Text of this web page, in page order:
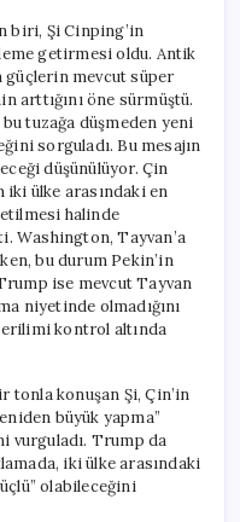
biri, Şi Cinping’in
getirmesi oldu. Antik
mevcut süper
arttığını öne sürmüştü.
tuzağa düşmeden yeni
sorguladı. Bu mesajın
düşünülüyor. Çin
iki ülke arasındaki en
halinde
Washington, Tayvan’a
bu durum Pekin’in
ise mevcut Tayvan
niyetinde olmadığını
kontrol altında
tonla konuşan Şi, Çin’in
büyük yapma”
Trump da
iki ülke arasındaki
olabileceğini